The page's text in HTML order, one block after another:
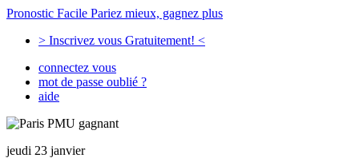
Pronostic Facile Pariez mieux, gagnez plus
> Inscrivez vous Gratuitement! <
connectez vous
mot de passe oublié ?
aide
jeudi 23 janvier